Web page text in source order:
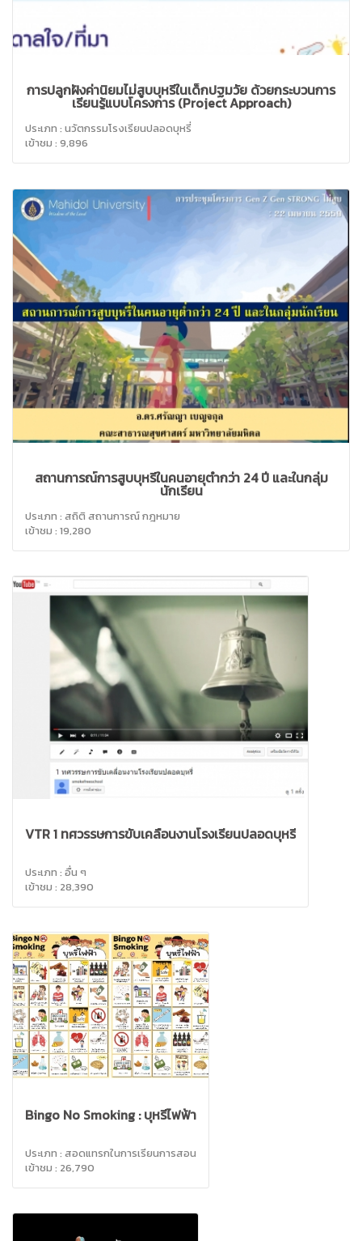
การปลูกฝังค่านิยมไม่สูบบุหรี่ในเด็กปฐมวัย ด้วยกระบวนการ
เรียนรู้แบบโครงการ (Project Approach)
ประเภท : นวัตกรรมโรงเรียนปลอดบุหรี่
เข้าชม : 9,896
สถานการณ์การสูบบุหรี่ในคนอายุต่ำกว่า 24 ปี และในกลุ่ม
นักเรียน
ประเภท : สถิติ สถานการณ์ กฎหมาย
เข้าชม : 19,280
VTR 1 ทศวรรษการขับเคลื่อนงานโรงเรียนปลอดบุหรี่
ประเภท : อื่น ๆ
เข้าชม : 28,390
Bingo No Smoking : บุหรี่ไฟฟ้า
ประเภท : สอดแทรกในการเรียนการสอน
เข้าชม : 26,790